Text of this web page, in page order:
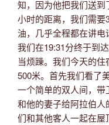
知，因为他把我们送
小时的距离，我们需
油，几乎全程都在讲
我们在19:31分终于到
当烦躁。我们今天的
500米。首先我们看了
一个简单的双人间，
和他的妻子给阿拉伯
们和其他客人一起在